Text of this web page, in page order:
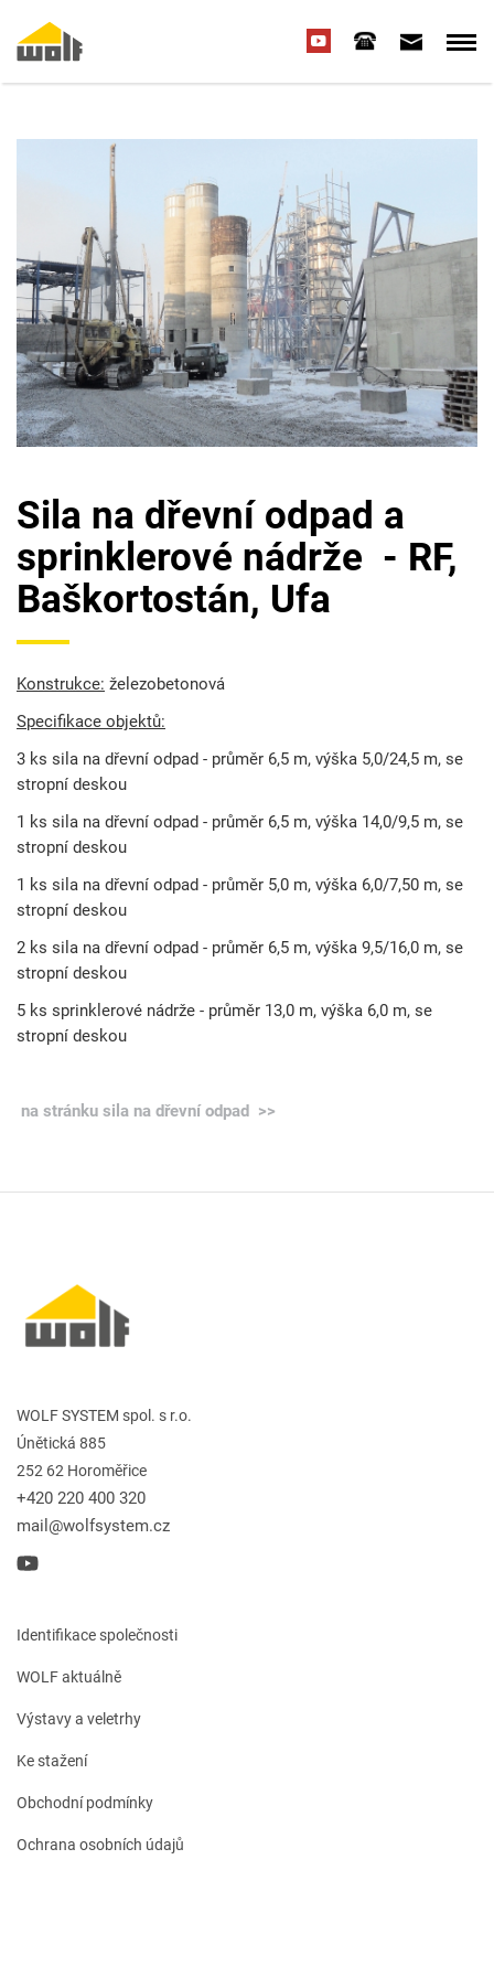
Sila na dřevní odpad a
sprinklerové nádrže - RF,
Baškortostán, Ufa
Konstrukce: železobetonová
Specifikace objektů:
3 ks sila na dřevní odpad - průměr 6,5 m, výška 5,0/24,5 m, se
stropní deskou
1 ks sila na dřevní odpad - průměr 6,5 m, výška 14,0/9,5 m, se
stropní deskou
1 ks sila na dřevní odpad - průměr 5,0 m, výška 6,0/7,50 m, se
stropní deskou
2 ks sila na dřevní odpad - průměr 6,5 m, výška 9,5/16,0 m, se
stropní deskou
5 ks sprinklerové nádrže - průměr 13,0 m, výška 6,0 m, se
stropní deskou
na stránku sila na dřevní odpad >>
WOLF SYSTEM spol. s r.o.
Únětická 885
252 62 Horoměřice
+420 220 400 320
mail@wolfsystem.cz
Identifikace společnosti
WOLF aktuálně
Výstavy a veletrhy
Ke stažení
Obchodní podmínky
Ochrana osobních údajů